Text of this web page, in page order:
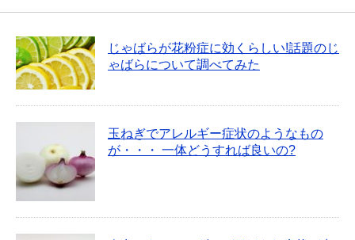
じゃばらが花粉症に効くらしい!話題のじ
ゃばらについて調べてみた
玉ねぎでアレルギー症状のようなもの
が・・・ 一体どうすれば良いの?